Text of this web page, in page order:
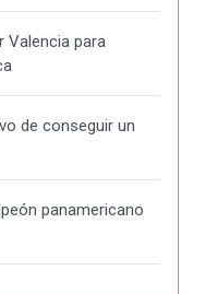
Valencia para
de conseguir un
panamericano